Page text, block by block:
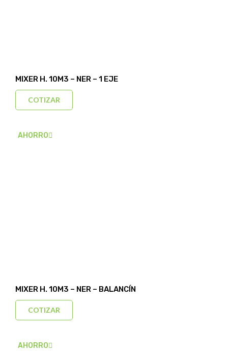
MIXER H. 10M3 – NER – 1 EJE
COTIZAR
AHORRO
MIXER H. 10M3 – NER – BALANCÍN
COTIZAR
AHORRO